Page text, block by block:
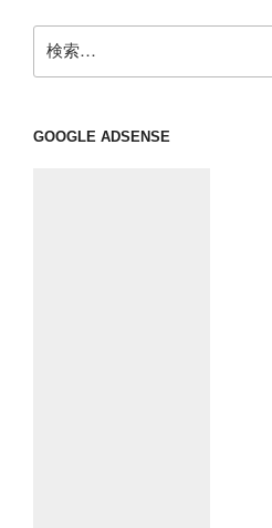
ン
索:
GOOGLE ADSENSE